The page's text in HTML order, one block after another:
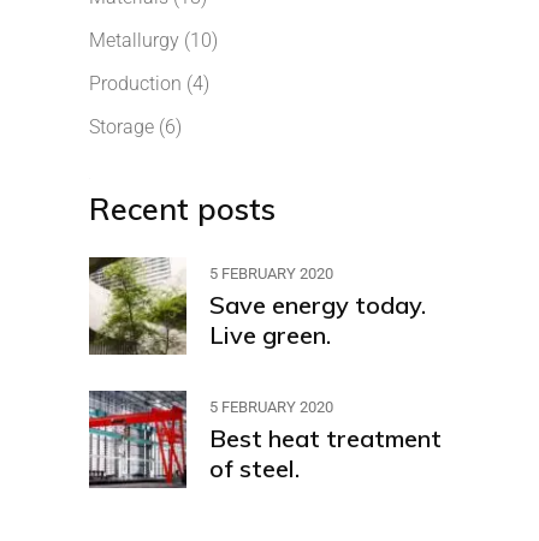
Metallurgy (10)
Production (4)
Storage (6)
Recent posts
5 FEBRUARY 2020
Save energy today.
Live green.
5 FEBRUARY 2020
Best heat treatment
of steel.